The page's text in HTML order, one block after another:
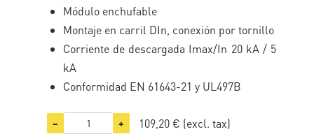
Módulo enchufable
Montaje en carril DIn, conexión por tornillo
Corriente de descargada Imax/In 20 kA / 5
kA
Conformidad EN 61643-21 y UL497B
− + 109,20 € (excl. tax)